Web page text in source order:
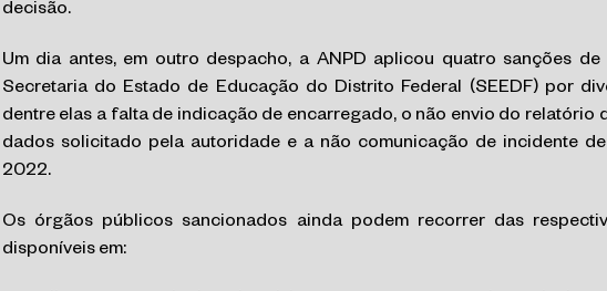
decisão.
Um dia antes, em outro despacho, a ANPD aplicou quatro sanções
Secretaria do Estado de Educação do Distrito Federal (SEEDF) por
dentre elas a falta de indicação de encarregado, o não envio do relatório
dados solicitado pela autoridade e a não comunicação de incidente
2022.
Os órgãos públicos sancionados ainda podem recorrer das
disponíveis em: